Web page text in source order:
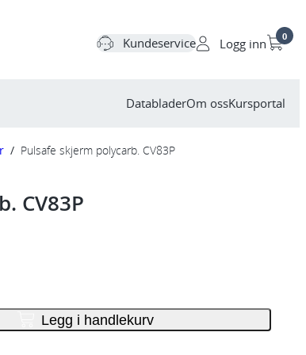
Kundeservice Logg inn 0
DatabladerOm ossKursportal
/ Pulsafe skjerm polycarb. CV83P
CV83P
Legg i handlekurv